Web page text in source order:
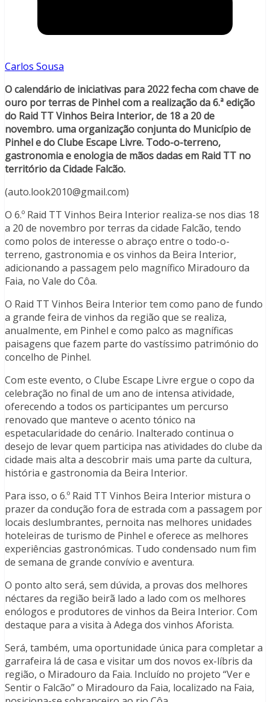
Carlos Sousa
O calendário de iniciativas para 2022 fecha com chave de
ouro por terras de Pinhel com a realização da 6.ª edição
do Raid TT Vinhos Beira Interior, de 18 a 20 de
novembro. uma organização conjunta do Município de
Pinhel e do Clube Escape Livre. Todo-o-terreno,
gastronomia e enologia de mãos dadas em Raid TT no
território da Cidade Falcão.
(auto.look2010@gmail.com)
O 6.º Raid TT Vinhos Beira Interior realiza-se nos dias 18
a 20 de novembro por terras da cidade Falcão, tendo
como polos de interesse o abraço entre o todo-o-
terreno, gastronomia e os vinhos da Beira Interior,
adicionando a passagem pelo magnífico Miradouro da
Faia, no Vale do Côa.
O Raid TT Vinhos Beira Interior tem como pano de fundo
a grande feira de vinhos da região que se realiza,
anualmente, em Pinhel e como palco as magníficas
paisagens que fazem parte do vastíssimo património do
concelho de Pinhel.
Com este evento, o Clube Escape Livre ergue o copo da
celebração no final de um ano de intensa atividade,
oferecendo a todos os participantes um percurso
renovado que manteve o acento tónico na
espetacularidade do cenário. Inalterado continua o
desejo de levar quem participa nas atividades do clube da
cidade mais alta a descobrir mais uma parte da cultura,
história e gastronomia da Beira Interior.
Para isso, o 6.º Raid TT Vinhos Beira Interior mistura o
prazer da condução fora de estrada com a passagem por
locais deslumbrantes, pernoita nas melhores unidades
hoteleiras de turismo de Pinhel e oferece as melhores
experiências gastronómicas. Tudo condensado num fim
de semana de grande convívio e aventura.
O ponto alto será, sem dúvida, a provas dos melhores
néctares da região beirã lado a lado com os melhores
enólogos e produtores de vinhos da Beira Interior. Com
destaque para a visita à Adega dos vinhos Aforista.
Será, também, uma oportunidade única para completar a
garrafeira lá de casa e visitar um dos novos ex-líbris da
região, o Miradouro da Faia. Incluído no projeto “Ver e
Sentir o Falcão” o Miradouro da Faia, localizado na Faia,